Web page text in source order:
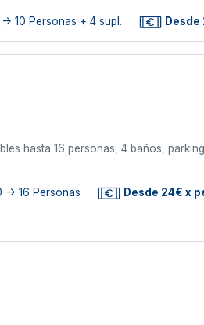
> 10 Personas + 4 supl.
hasta 16 personas, 4 baños,
-> 16 Personas Desde 24€ x